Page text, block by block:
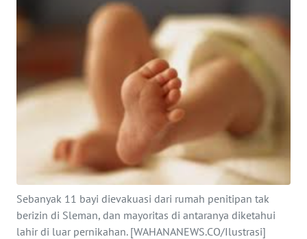
Sebanyak 11 bayi dievakuasi dari rumah penitipan tak
berizin di Sleman, dan mayoritas di antaranya diketahui
lahir di luar pernikahan. [WAHANANEWS.CO/Ilustrasi]
INTERNASIONAL
SERBA-SERBI
PENDIDIKAN
OLAHRAGA